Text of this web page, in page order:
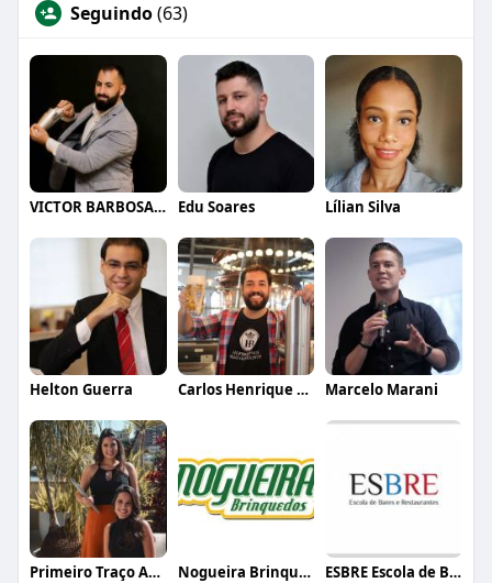
Seguindo(63)
VICTOR BARBOSA QUARANTA Edu Soares Lílian Silva
Helton Guerra Carlos Henrique de Faria Vasconcelos Marcelo Marani
Primeiro Traço Arquitetura Nogueira Brinquedos ESBRE Escola de Bares e Restaurantes